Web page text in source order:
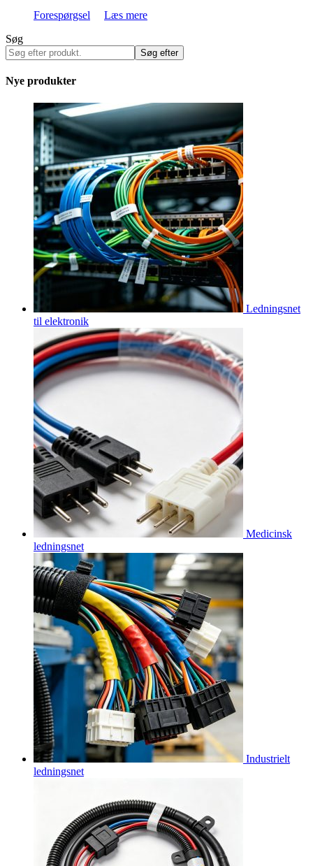
Forespørgsel
Læs mere
Søg
Søg efter
Nye produkter
Ledningsnet
til elektronik
Medicinsk
ledningsnet
Industrielt
ledningsnet